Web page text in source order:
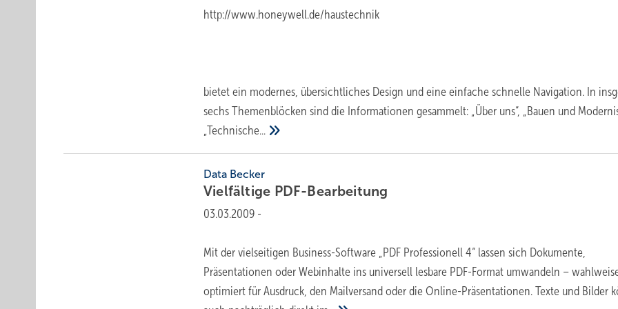
http://www.honeywell.de/haustechnik
bietet ein modernes, übersichtliches Design und eine einfache schnelle Navigation. In
sechs Themenblöcken sind die Informationen gesammelt: „Über uns“, „Bauen und
„Technische...
Data Becker
Vielfältige PDF-Bearbeitung
03.03.2009 -
Mit der vielseitigen Business-Software „PDF Professionell 4“ lassen sich Dokumente,
Präsentationen oder Webinhalte ins universell lesbare PDF-Format umwandeln –
optimiert für Ausdruck, den Mailversand oder die Online-Präsenta­tionen. Texte und Bilder